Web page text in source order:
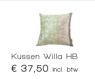
Kussen Willa HB
€ 37,50 incl. btw